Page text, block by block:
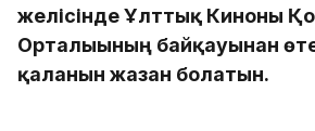
желісінде Ұлттық Киноны
Орталығының байқауынан
қалғанын жазған болатын.